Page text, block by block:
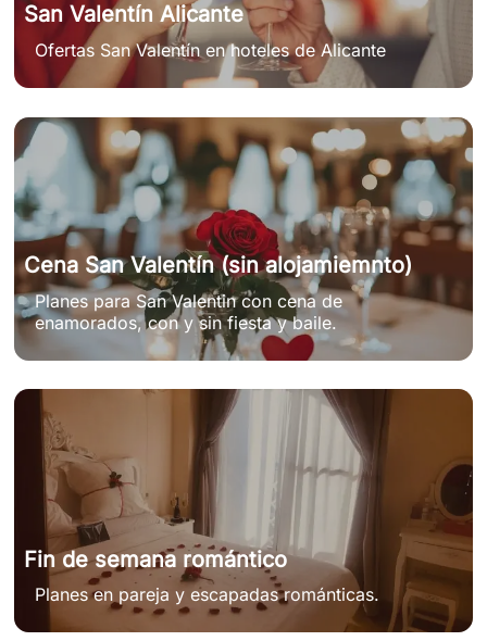
San Valentín Alicante
Ofertas San Valentín en hoteles de Alicante
Cena San Valentín (sin alojamiemnto)
Planes para San Valentin con cena de
enamorados, con y sin fiesta y baile.
Fin de semana romántico
Planes en pareja y escapadas románticas.